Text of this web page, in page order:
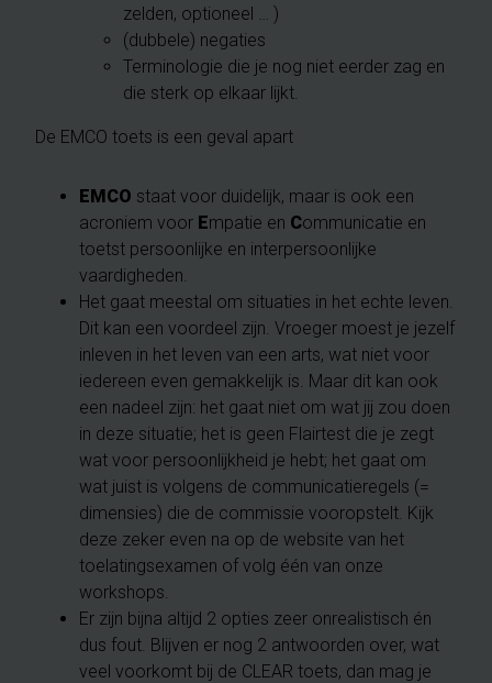
zelden, optioneel … )
(dubbele) negaties
Terminologie die je nog niet eerder zag en
die sterk op elkaar lijkt.
De EMCO toets is een geval apart
EMCO staat voor duidelijk, maar is ook een
acroniem voor Empatie en Communicatie en
toetst persoonlijke en interpersoonlijke
vaardigheden.
Het gaat meestal om situaties in het echte leven.
Dit kan een voordeel zijn. Vroeger moest je jezelf
inleven in het leven van een arts, wat niet voor
iedereen even gemakkelijk is. Maar dit kan ook
een nadeel zijn: het gaat niet om wat jij zou doen
in deze situatie; het is geen Flairtest die je zegt
wat voor persoonlijkheid je hebt; het gaat om
wat juist is volgens de communicatieregels (=
dimensies) die de commissie vooropstelt. Kijk
deze zeker even na op de website van het
toelatingsexamen of volg één van onze
workshops.
Er zijn bijna altijd 2 opties zeer onrealistisch én
dus fout. Blijven er nog 2 antwoorden over, wat
veel voorkomt bij de CLEAR toets, dan mag je